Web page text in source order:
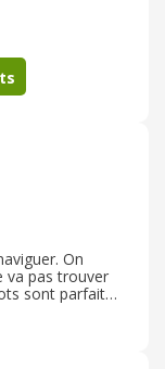
On
va pas trouver
sont parfaits
entre amis,
des pots plus